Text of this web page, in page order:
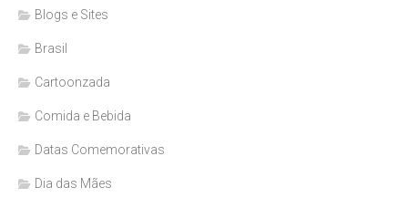
Blogs e Sites
Brasil
Cartoonzada
Comida e Bebida
Datas Comemorativas
Dia das Mães